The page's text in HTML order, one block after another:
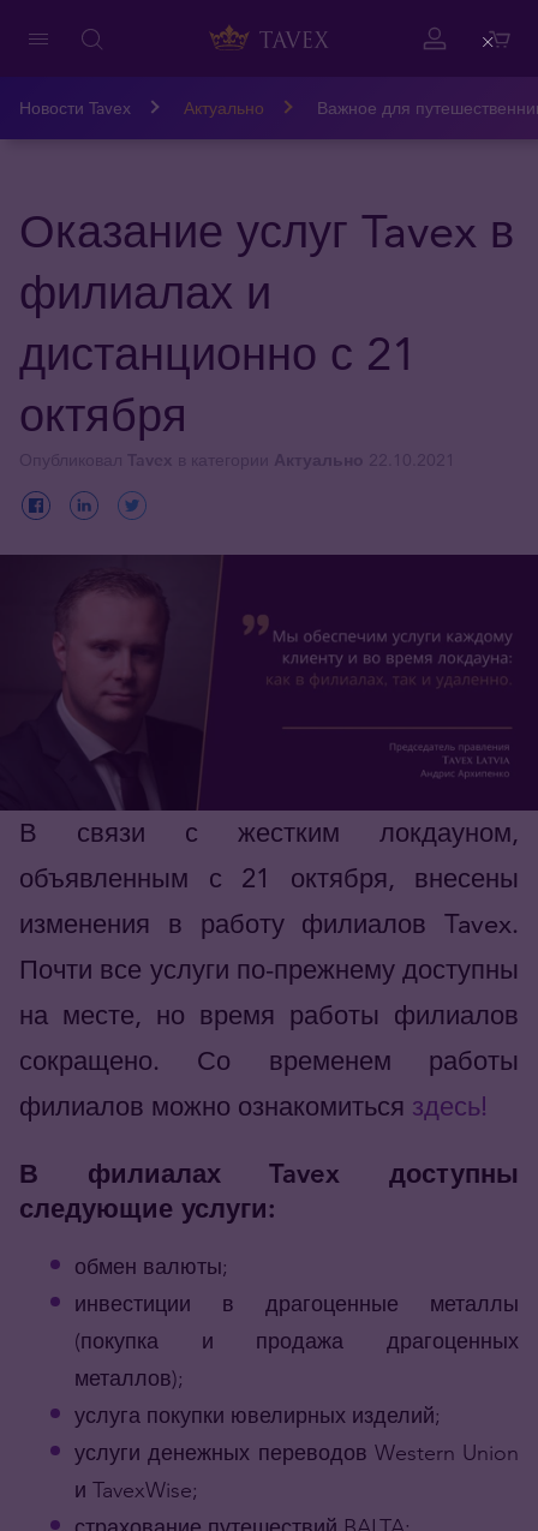
Новости Tavex Актуально Важное для
Оказание услуг Tavex в
филиалах и
дистанционно с 21
октября
В связи с жестким локдауном,
объявленным с 21 октября, внесены
изменения в работу филиалов Tavex.
Почти все услуги по-прежнему доступны
на месте, но время работы филиалов
сокращено. Со временем работы
филиалов можно ознакомиться здесь!
В филиалах Tavex доступны
следующие услуги:
обмен валюты;
инвестиции в драгоценные металлы
(покупка и продажа драгоценных
металлов);
услуга покупки ювелирных изделий;
услуги денежных переводов Western Union
и TavexWise;
Close